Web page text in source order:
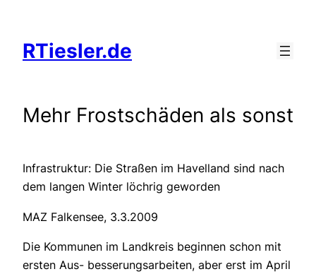
springen
RTiesler.de
Mehr Frostschäden als sonst
Infrastruktur: Die Straßen im Havelland sind nach
dem langen Winter löchrig geworden
MAZ Falkensee, 3.3.2009
Die Kommunen im Landkreis beginnen schon mit
ersten Aus- besserungsarbeiten, aber erst im April